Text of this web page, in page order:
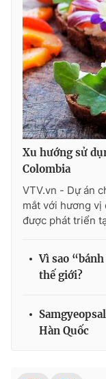
Ðiện thoại Thời báo
Email:
Liên hệ quảng cáo:
thuận bằng văn
thông tin từ website
Xu hướng sử
Colombia
VTV.vn - Dự án
mắt với hương vị
được phát triển
Vì sao
thế giới?
Hàn Quốc